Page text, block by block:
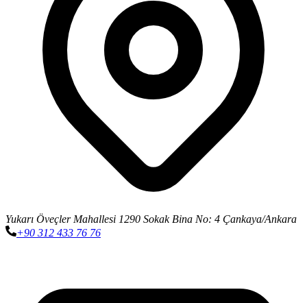
Yukarı Öveçler Mahallesi 1290 Sokak Bina No: 4 Çankaya/Ankara
+90 312 433 76 76